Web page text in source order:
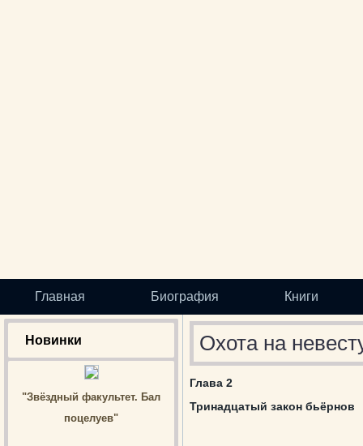
Главная Биография Книги
Новинки
"Звёздный факультет. Бал
поцелуев"
Охота на
Глава 2
Тринадцатый закон бьёрнов